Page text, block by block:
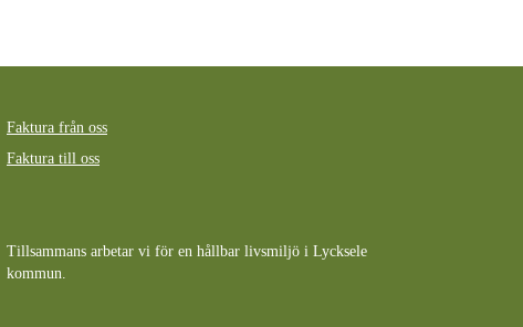
Faktura från oss
Faktura till oss
Tillsammans arbetar vi för en hållbar livsmiljö i Lycksele
kommun.